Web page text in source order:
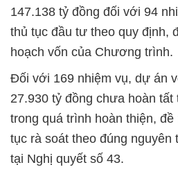
147.138 tỷ đồng đối với 94
thủ tục đầu tư theo quy định,
hoạch vốn của Chương trình.
Đối với 169 nhiệm vụ, dự án
27.930 tỷ đồng chưa hoàn
trong quá trình hoàn thiện,
tục rà soát theo đúng nguyên
tại Nghị quyết số 43.